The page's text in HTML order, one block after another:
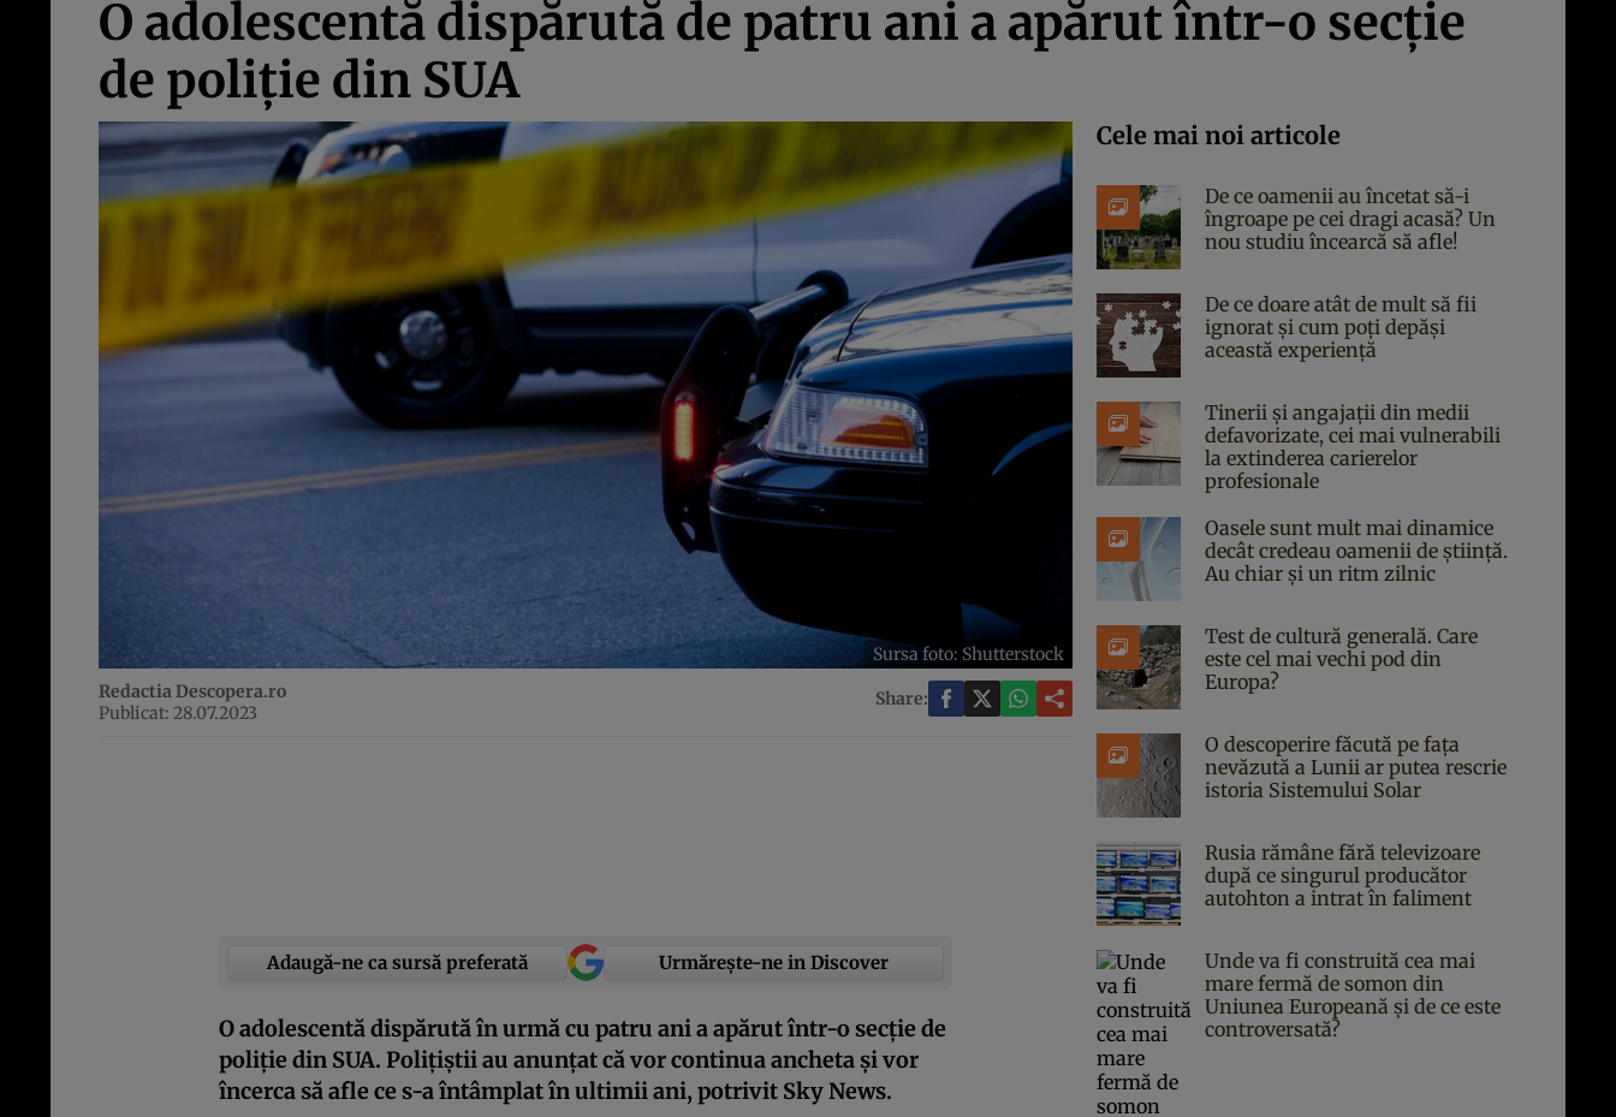
O adolescentă dispărută de patru ani a apărut într-o secție
de poliție din SUA
Sursa foto: Shutterstock
Redactia Descopera.ro
Publicat: 28.07.2023
Share:
Adaugă-ne ca sursă preferată Urmărește-ne in Discover
O adolescentă dispărută în urmă cu patru ani a apărut într-o secție de
poliție din SUA. Polițiștii au anunțat că vor continua ancheta și vor
încerca să afle ce s-a întâmplat în ultimii ani, potrivit Sky News.
Cele mai noi articole
De ce oamenii au încetat să-i
îngroape pe cei dragi acasă? Un
nou studiu încearcă să afle!
De ce doare atât de mult să fii
ignorat și cum poți depăși
această experiență
Tinerii și angajații din medii
defavorizate, cei mai vulnerabili
la extinderea carierelor
profesionale
Oasele sunt mult mai dinamice
decât credeau oamenii de știință.
Au chiar și un ritm zilnic
Test de cultură generală. Care
este cel mai vechi pod din
Europa?
O descoperire făcută pe fața
nevăzută a Lunii ar putea rescrie
istoria Sistemului Solar
Rusia rămâne fără televizoare
după ce singurul producător
autohton a intrat în faliment
Unde va fi construită cea mai
mare fermă de somon din
Uniunea Europeană și de ce este
controversată?